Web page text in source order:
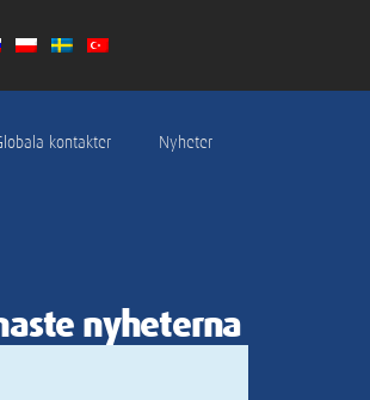
kontakter Nyheter
nyheterna